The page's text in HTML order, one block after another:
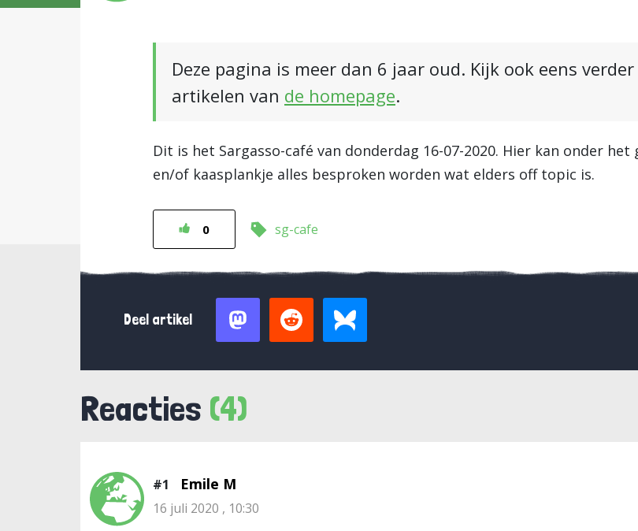
Deze pagina is meer dan 6 jaar oud. Kijk ook eens
artikelen van de homepage.
Dit is het Sargasso-café van donderdag 16-07-2020. Hier kan onder
en/of kaasplankje alles besproken worden wat elders off topic is.
0 sg-cafe
Deel artikel
Reacties (4)
#1 Emile M
16 juli 2020 , 10:30